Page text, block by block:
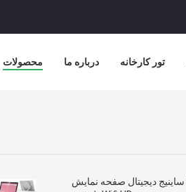
محصولات درباره ما تور کارخانه
RK3288 500nits LCD ساینیج دیجیتال صفحه نمایش